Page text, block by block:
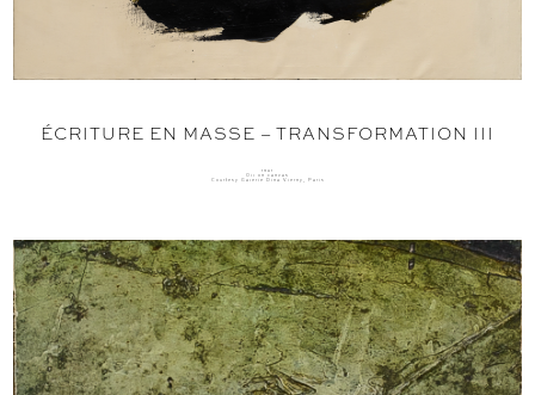
ÉCRITURE EN MASSE – TRANSFORMATION III
1961
Oil on canvas
Courtesy Galerie Dina Vierny, Paris